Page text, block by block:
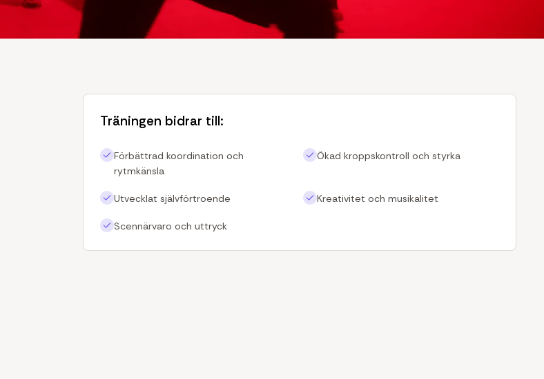
Träningen bidrar till:
Förbättrad koordination och
rytmkänsla
Ökad kroppskontroll och styrka
Utvecklat självförtroende Kreativitet och musikalitet
Scennärvaro och uttryck